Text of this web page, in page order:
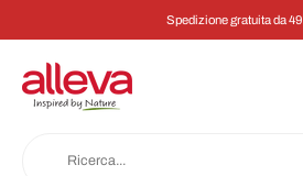
Spedizione gratuita da